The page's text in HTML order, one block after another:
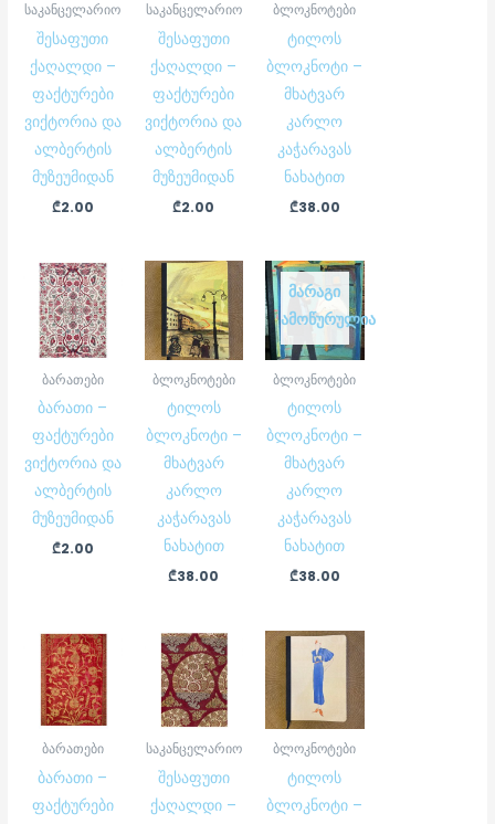
საკანცელარიო
შესაფუთი
ქაღალდი –
ფაქტურები
ვიქტორია და
ალბერტის
მუზეუმიდან
₾2.00
საკანცელარიო
შესაფუთი
ქაღალდი –
ფაქტურები
ვიქტორია და
ალბერტის
მუზეუმიდან
₾2.00
ბლოკნოტები
ტილოს
ბლოკნოტი –
მხატვარ
კარლო
კაჭარავას
ნახატით
₾38.00
ბარათები
ბარათი –
ფაქტურები
ვიქტორია და
ალბერტის
მუზეუმიდან
₾2.00
ბლოკნოტები
ტილოს
ბლოკნოტი –
მხატვარ
კარლო
კაჭარავას
ნახატით
₾38.00
ᲛᲐᲠᲐᲒᲘ
ᲐᲛᲝᲬᲣᲠᲣᲚᲘᲐ
ბლოკნოტები
ტილოს
ბლოკნოტი –
მხატვარ
კარლო
კაჭარავას
ნახატით
₾38.00
ბარათები
ბარათი –
ფაქტურები
საკანცელარიო
შესაფუთი
ქაღალდი –
ბლოკნოტები
ტილოს
ბლოკნოტი –